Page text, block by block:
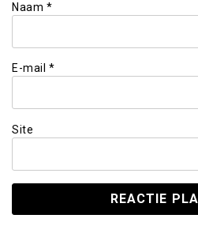
Naam *
E-mail *
Site